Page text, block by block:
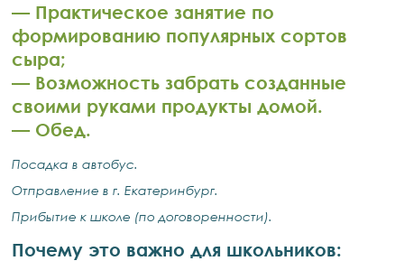
—Практическое занятие по
формированию популярных сортов
сыра;
—Возможность забрать созданные
своими руками продукты домой.
—Обед.
Посадка в автобус.
Отправление в г. Екатеринбург.
Прибытие к школе (по договоренности).
Почему это важно для школьников: